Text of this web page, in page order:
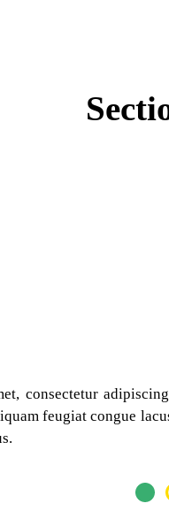
consectetur
feugiat congue